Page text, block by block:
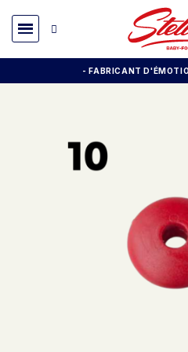
- FABRICANT